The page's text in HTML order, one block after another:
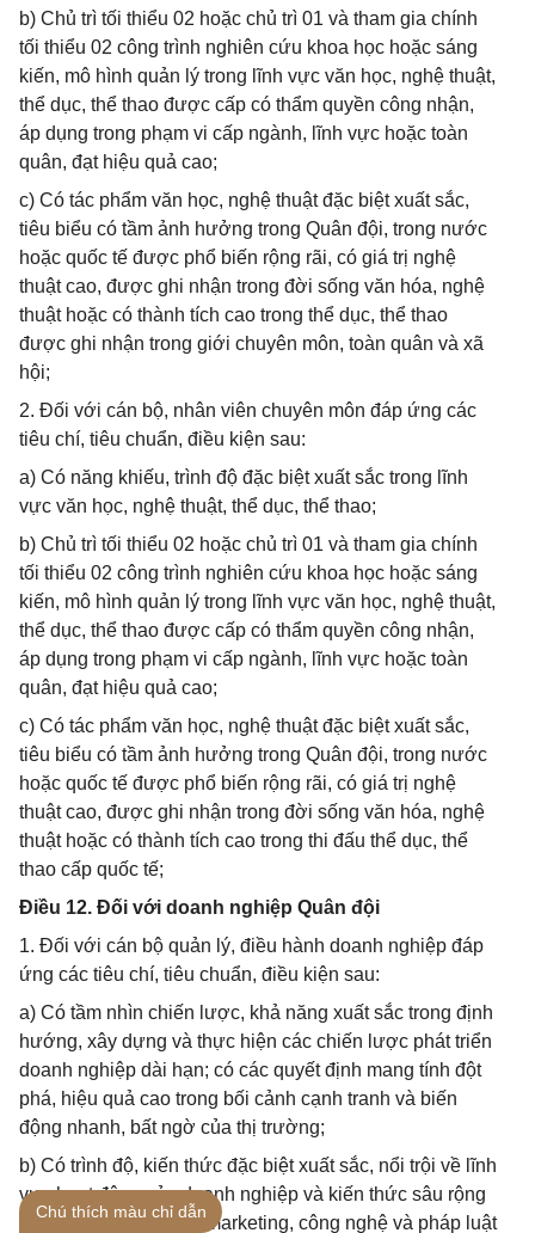
b) Chủ trì tối thiểu 02 hoặc chủ trì 01 và tham gia chính
tối thiểu 02 công trình nghiên cứu khoa học hoặc sáng
kiến, mô hình quản lý trong lĩnh vực văn học, nghệ thuật,
thể dục, thể thao được cấp có thẩm quyền công nhận,
áp dụng trong phạm vi cấp ngành, lĩnh vực hoặc toàn
quân, đạt hiệu quả cao;
c) Có tác phẩm văn học, nghệ thuật đặc biệt xuất sắc,
tiêu biểu có tầm ảnh hưởng trong Quân đội, trong nước
hoặc quốc tế được phổ biến rộng rãi, có giá trị nghệ
thuật cao, được ghi nhận trong đời sống văn hóa, nghệ
thuật hoặc có thành tích cao trong thể dục, thể thao
được ghi nhận trong giới chuyên môn, toàn quân và xã
hội;
2. Đối với cán bộ, nhân viên chuyên môn đáp ứng các
tiêu chí, tiêu chuẩn, điều kiện sau:
a) Có năng khiếu, trình độ đặc biệt xuất sắc trong lĩnh
vực văn học, nghệ thuật, thể dục, thể thao;
b) Chủ trì tối thiểu 02 hoặc chủ trì 01 và tham gia chính
tối thiểu 02 công trình nghiên cứu khoa học hoặc sáng
kiến, mô hình quản lý trong lĩnh vực văn học, nghệ thuật,
thể dục, thể thao được cấp có thẩm quyền công nhận,
áp dụng trong phạm vi cấp ngành, lĩnh vực hoặc toàn
quân, đạt hiệu quả cao;
c) Có tác phẩm văn học, nghệ thuật đặc biệt xuất sắc,
tiêu biểu có tầm ảnh hưởng trong Quân đội, trong nước
hoặc quốc tế được phổ biến rộng rãi, có giá trị nghệ
thuật cao, được ghi nhận trong đời sống văn hóa, nghệ
thuật hoặc có thành tích cao trong thi đấu thể dục, thể
thao cấp quốc tế;
Điều 12. Đối với doanh nghiệp Quân đội
1. Đối với cán bộ quản lý, điều hành doanh nghiệp đáp
ứng các tiêu chí, tiêu chuẩn, điều kiện sau:
a) Có tầm nhìn chiến lược, khả năng xuất sắc trong định
hướng, xây dựng và thực hiện các chiến lược phát triển
doanh nghiệp dài hạn; có các quyết định mang tính đột
phá, hiệu quả cao trong bối cảnh cạnh tranh và biến
động nhanh, bất ngờ của thị trường;
b) Có trình độ, kiến thức đặc biệt xuất sắc, nổi trội về lĩnh
vực hoạt động của doanh nghiệp và kiến thức sâu rộng
về tài chính, nhân sự, marketing, công nghệ và pháp luật
Chú thích màu chỉ dẫn